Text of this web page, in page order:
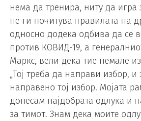
нема да тренира, ниту да игра
не ги почитува правилата на
односно додека одбива да се
против КОВИД-19, а
Маркс, вели дека тие немале
„Тој треба да направи избор, и
направено тој избор. Мојата
донесам најдобрата одлука и
за тимот. Знам дека моите